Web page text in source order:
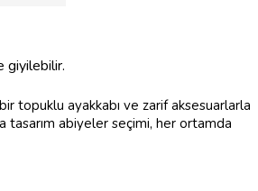
giyilebilir.
topuklu ayakkabı ve zarif aksesuarlarla
tasarım abiyeler seçimi, her ortamda